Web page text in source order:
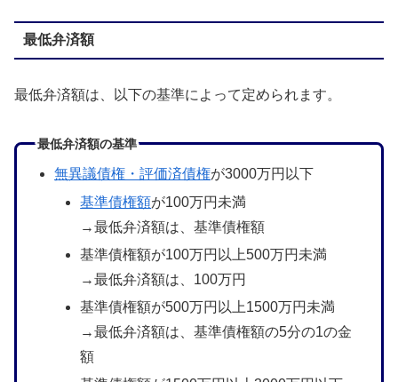
最低弁済額
最低弁済額は、以下の基準によって定められます。
最低弁済額の基準
無異議債権・評価済債権が3000万円以下
基準債権額が100万円未満
→最低弁済額は、基準債権額
基準債権額が100万円以上500万円未満
→最低弁済額は、100万円
基準債権額が500万円以上1500万円未満
→最低弁済額は、基準債権額の5分の1の金
額